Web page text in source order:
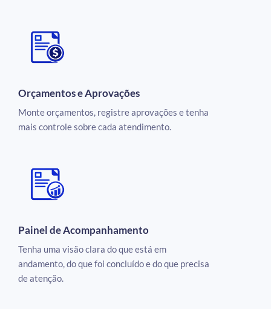
Orçamentos e Aprovações
Monte orçamentos, registre aprovações e tenha
mais controle sobre cada atendimento.
Painel de Acompanhamento
Tenha uma visão clara do que está em
andamento, do que foi concluído e do que precisa
de atenção.